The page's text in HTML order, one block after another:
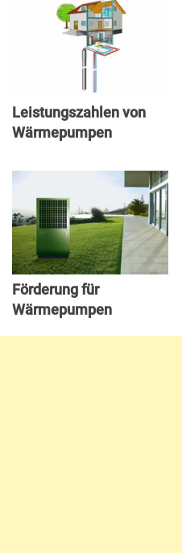
Leistungszahlen von
Wärmepumpen
Förderung für
Wärmepumpen